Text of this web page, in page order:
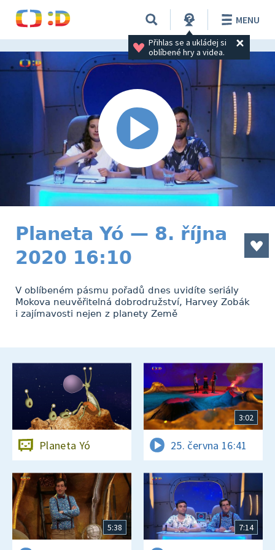
Přihlas se a ukládej si
oblíbené hry a videa.
MENU
Planeta Yó — 8. října
2020 16:10
V oblíbeném pásmu pořadů dnes uvidíte seriály
Mokova neuvěřitelná dobrodružství, Harvey Zobák
i zajímavosti nejen z planety Země
Planeta Yó
3:02
25. června 16:41
5:38 7:14